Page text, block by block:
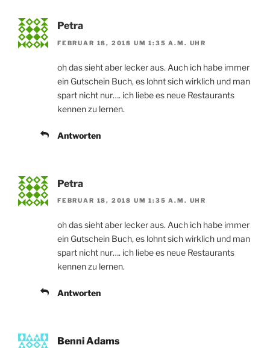
Petra
FEBRUAR 18, 2018 UM 1:35 A.M. UHR
oh das sieht aber lecker aus. Auch ich habe immer
ein Gutschein Buch, es lohnt sich wirklich und man
spart nicht nur…. ich liebe es neue Restaurants
kennen zu lernen.
Antworten
Petra
FEBRUAR 18, 2018 UM 1:35 A.M. UHR
oh das sieht aber lecker aus. Auch ich habe immer
ein Gutschein Buch, es lohnt sich wirklich und man
spart nicht nur…. ich liebe es neue Restaurants
kennen zu lernen.
Antworten
Benni Adams